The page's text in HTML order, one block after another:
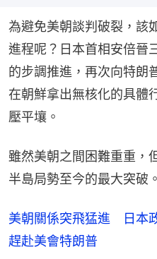
為避免美朝談判破裂，該
進程呢？日本首相安倍晉
的步調推進，再次向特朗
在朝鮮拿出無核化的具體
壓平壤。
雖然美朝之間困難重重，
半島局勢至今的最大突破。
美朝關係突飛猛進 日本
趕赴美會特朗普